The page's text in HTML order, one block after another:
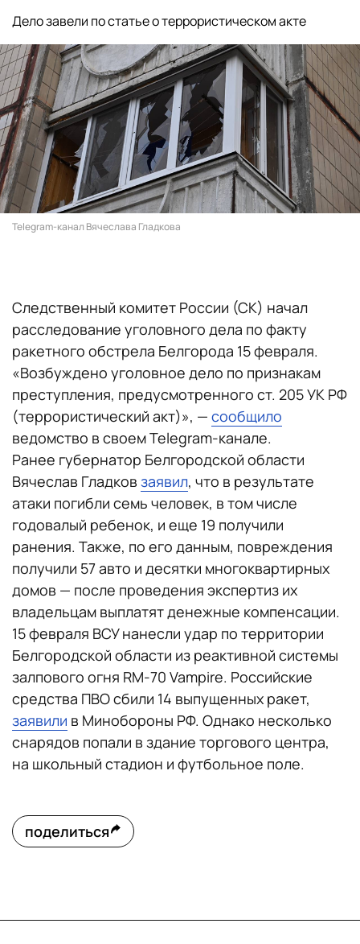
Дело завели по статье о террористическом акте
Telegram-канал Вячеслава Гладкова
Следственный комитет России (СК) начал
расследование уголовного дела по факту
ракетного обстрела Белгорода 15 февраля.
«Возбуждено уголовное дело по признакам
преступления, предусмотренного ст. 205 УК РФ
(террористический акт)», — сообщило
ведомство в своем Telegram-канале.
Ранее губернатор Белгородской области
Вячеслав Гладков заявил, что в результате
атаки погибли семь человек, в том числе
годовалый ребенок, и еще 19 получили
ранения. Также, по его данным, повреждения
получили 57 авто и десятки многоквартирных
домов — после проведения экспертиз их
владельцам выплатят денежные компенсации.
15 февраля ВСУ нанесли удар по территории
Белгородской области из реактивной системы
залпового огня RM-70 Vampire. Российские
средства ПВО сбили 14 выпущенных ракет,
заявили в Минобороны РФ. Однако несколько
снарядов попали в здание торгового центра,
на школьный стадион и футбольное поле.
поделиться